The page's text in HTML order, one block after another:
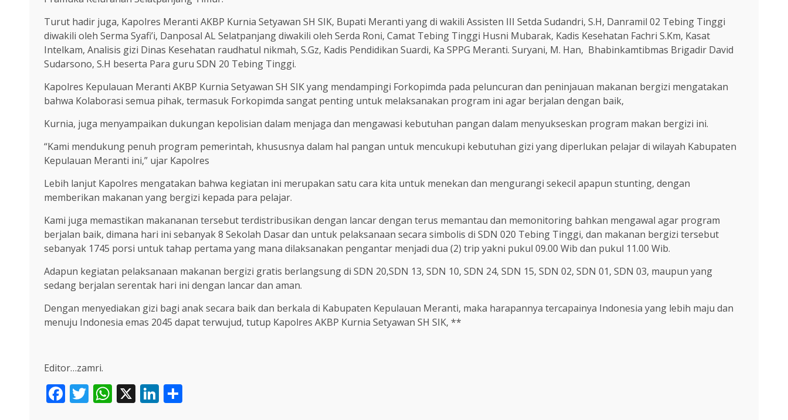
Turut hadir juga, Kapolres Meranti AKBP Kurnia Setyawan SH SIK, Bupati Meranti yang di wakili Assisten III Setda Sudandri, S.H, Danramil 02 Tebing Tinggi
diwakili oleh Serma Syafi’i, Danposal AL Selatpanjang diwakili oleh Serda Roni, Camat Tebing Tinggi Husni Mubarak, Kadis Kesehatan Fachri S.Km, Kasat
Intelkam, Analisis gizi Dinas Kesehatan raudhatul nikmah, S.Gz, Kadis Pendidikan Suardi, Ka SPPG Meranti. Suryani, M. Han, Bhabinkamtibmas Brigadir David
Sudarsono, S.H beserta Para guru SDN 20 Tebing Tinggi.
Kapolres Kepulauan Meranti AKBP Kurnia Setyawan SH SIK yang mendampingi Forkopimda pada peluncuran dan peninjauan makanan bergizi mengatakan
bahwa Kolaborasi semua pihak, termasuk Forkopimda sangat penting untuk melaksanakan program ini agar berjalan dengan baik,
Kurnia, juga menyampaikan dukungan kepolisian dalam menjaga dan mengawasi kebutuhan pangan dalam menyukseskan program makan bergizi ini.
“Kami mendukung penuh program pemerintah, khususnya dalam hal pangan untuk mencukupi kebutuhan gizi yang diperlukan pelajar di wilayah Kabupaten
Kepulauan Meranti ini,” ujar Kapolres
Lebih lanjut Kapolres mengatakan bahwa kegiatan ini merupakan satu cara kita untuk menekan dan mengurangi sekecil apapun stunting, dengan
memberikan makanan yang bergizi kepada para pelajar.
Kami juga memastikan makananan tersebut terdistribusikan dengan lancar dengan terus memantau dan memonitoring bahkan mengawal agar program
berjalan baik, dimana hari ini sebanyak 8 Sekolah Dasar dan untuk pelaksanaan secara simbolis di SDN 020 Tebing Tinggi, dan makanan bergizi tersebut
sebanyak 1745 porsi untuk tahap pertama yang mana dilaksanakan pengantar menjadi dua (2) trip yakni pukul 09.00 Wib dan pukul 11.00 Wib.
Adapun kegiatan pelaksanaan makanan bergizi gratis berlangsung di SDN 20,SDN 13, SDN 10, SDN 24, SDN 15, SDN 02, SDN 01, SDN 03, maupun yang
sedang berjalan serentak hari ini dengan lancar dan aman.
Dengan menyediakan gizi bagi anak secara baik dan berkala di Kabupaten Kepulauan Meranti, maka harapannya tercapainya Indonesia yang lebih maju dan
menuju Indonesia emas 2045 dapat terwujud, tutup Kapolres AKBP Kurnia Setyawan SH SIK, **
Editor…zamri.
Facebook
Twitter
WhatsApp
X LinkedIn